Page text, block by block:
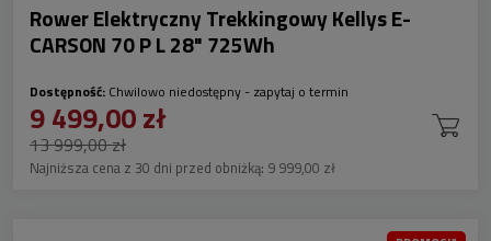
Rower Elektryczny Trekkingowy Kellys E-
CARSON 70 P L 28" 725Wh
Dostępność: Chwilowo niedostępny - zapytaj o termin
9 499,00 zł
13 999,00 zł
Najniższa cena z 30 dni przed obniżką: 9 999,00 zł